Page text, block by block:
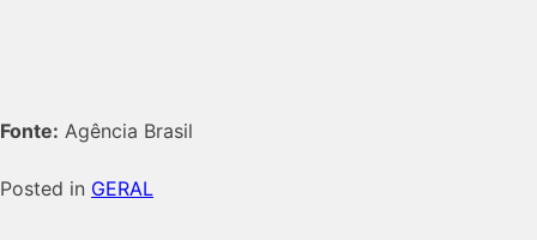
Fonte: Agência Brasil
Posted in GERAL